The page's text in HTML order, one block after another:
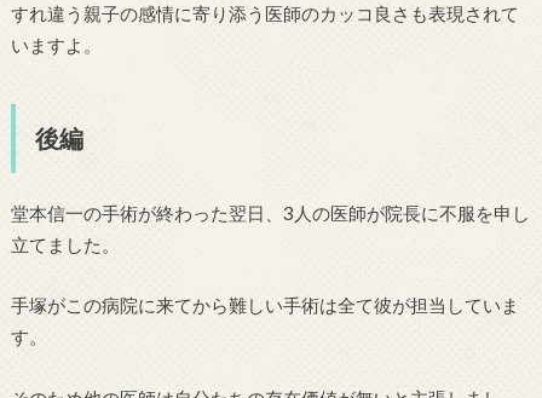
すれ違う親子の感情に寄り添う医師のカッコ良さも表現されて
いますよ。
後編
堂本信一の手術が終わった翌日、3人の医師が院長に不服を申し
立てました。
手塚がこの病院に来てから難しい手術は全て彼が担当していま
す。